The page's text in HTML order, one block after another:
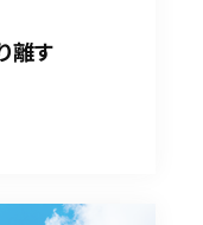
離す